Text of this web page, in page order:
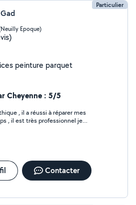
Particulier
Epoque)
peinture parquet
Cheyenne : 5/5
, il a réussi à réparer mes
, il est très professionnel je
Contacter